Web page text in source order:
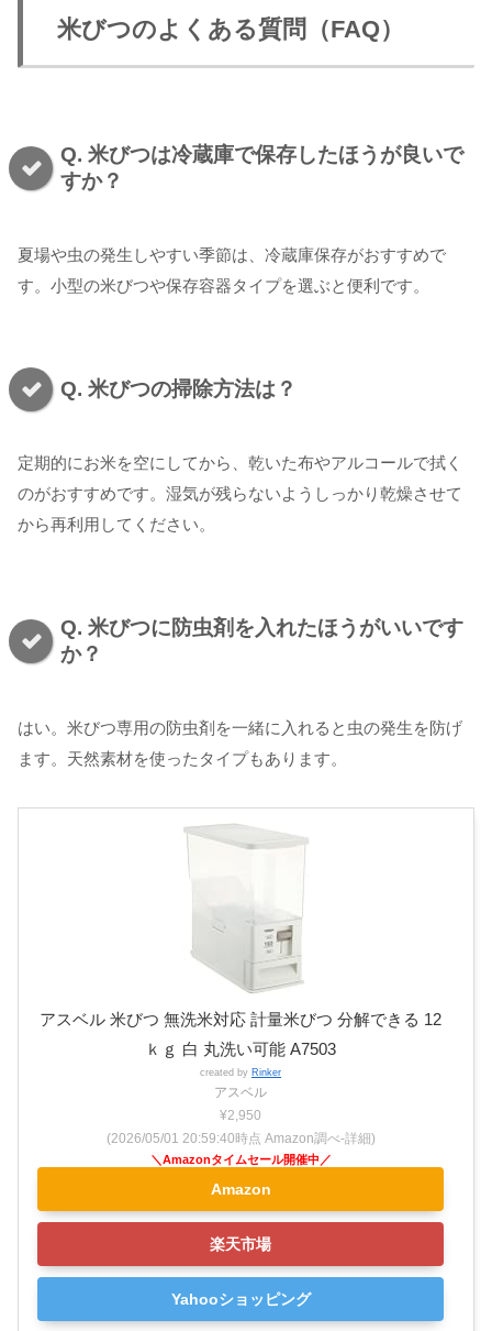
米びつのよくある質問（FAQ）
Q. 米びつは冷蔵庫で保存したほうが良いで
すか？
夏場や虫の発生しやすい季節は、冷蔵庫保存がおすすめで
す。小型の米びつや保存容器タイプを選ぶと便利です。
Q. 米びつの掃除方法は？
定期的にお米を空にしてから、乾いた布やアルコールで拭く
のがおすすめです。湿気が残らないようしっかり乾燥させて
から再利用してください。
Q. 米びつに防虫剤を入れたほうがいいです
か？
はい。米びつ専用の防虫剤を一緒に入れると虫の発生を防げ
ます。天然素材を使ったタイプもあります。
アスベル 米びつ 無洗米対応 計量米びつ 分解できる 12
ｋｇ 白 丸洗い可能 A7503
created by Rinker
アスベル
¥2,950
(2026/05/01 20:59:40時点 Amazon調べ-詳細)
Amazon
楽天市場
Yahooショッピング